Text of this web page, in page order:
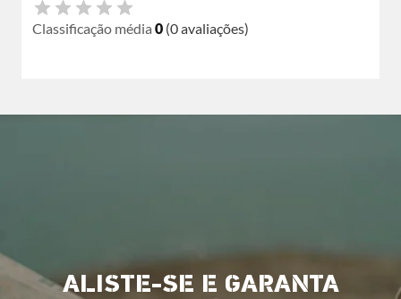
Classificação média 0 (0 avaliações)
ALISTE-SE E GARANTA